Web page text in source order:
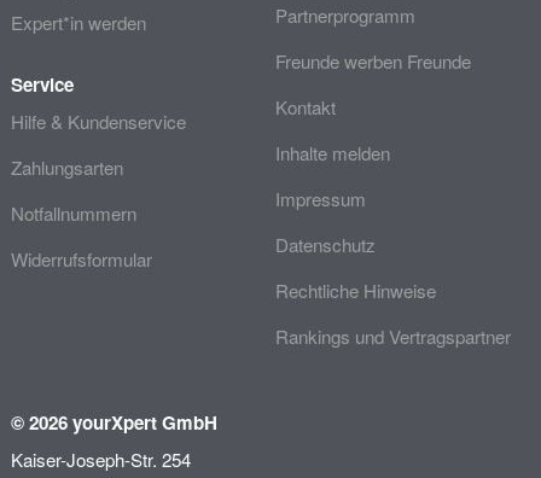
Expert*in werden
Service
Hilfe & Kundenservice
Zahlungsarten
Notfallnummern
Widerrufsformular
Partnerprogramm
Freunde werben Freunde
Kontakt
Inhalte melden
Impressum
Datenschutz
Rechtliche Hinweise
Rankings und Vertragspartner
© 2026 yourXpert GmbH
Kaiser-Joseph-Str. 254